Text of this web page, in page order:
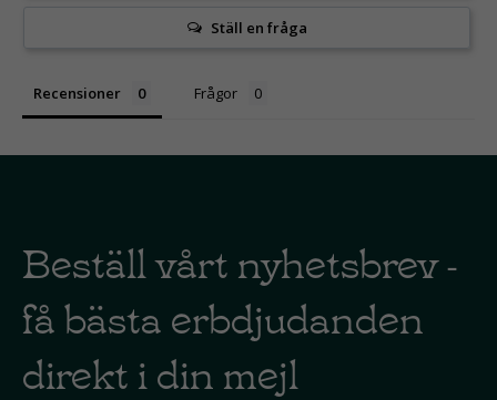
Ställ en fråga
Recensioner Frågor
Beställ vårt nyhetsbrev -
få bästa erbdjudanden
direkt i din mejl